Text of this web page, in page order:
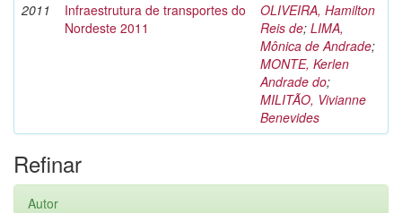
2011
Infraestrutura de transportes do
Nordeste 2011
OLIVEIRA, Hamilton
Reis de; LIMA,
Mônica de Andrade;
MONTE, Kerlen
Andrade do;
MILITÃO, Vivianne
Benevides
Refinar
Autor